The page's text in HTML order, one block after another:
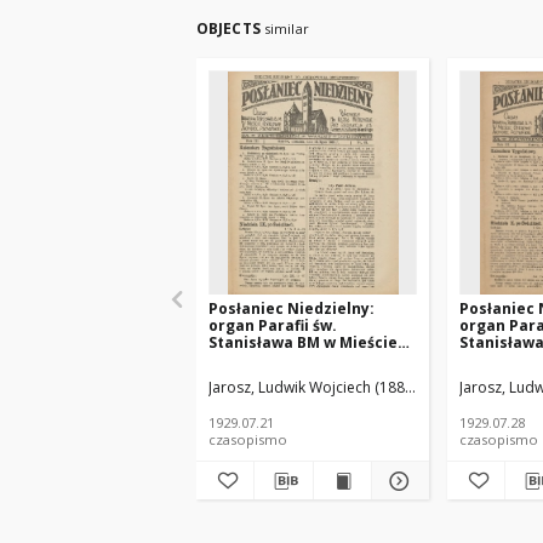
OBJECTS similar
Posłaniec Niedzielny:
organ Parafii św.
Stanisława BM w Mieście
Poznańskiej 1929.07.21 R.3
Nr29
Jarosz, Ludwik Wojciech (1888-1935) red.
1929.07.21
czasopismo
organ
Nr30
Jarosz,
1929.07.28
czasopismo